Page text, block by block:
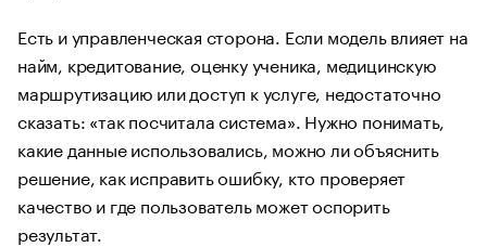
Есть и управленческая сторона. Если модель влияет на
найм, кредитование, оценку ученика, медицинскую
маршрутизацию или доступ к услуге, недостаточно
сказать: «так посчитала система». Нужно понимать,
какие данные использовались, можно ли объяснить
решение, как исправить ошибку, кто проверяет
качество и где пользователь может оспорить
результат.